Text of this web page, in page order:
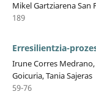
Mikel Gartziarena San
189
Erresilientzia-
Irune Corres
Goicuria, Tania Sajeras
59-76